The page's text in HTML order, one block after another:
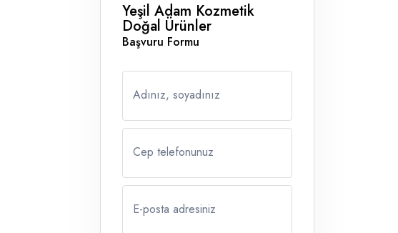
Yeşil Adam Kozmetik
Doğal Ürünler
Başvuru Formu
Adınız, soyadınız
Cep telefonunuz
E-posta adresiniz